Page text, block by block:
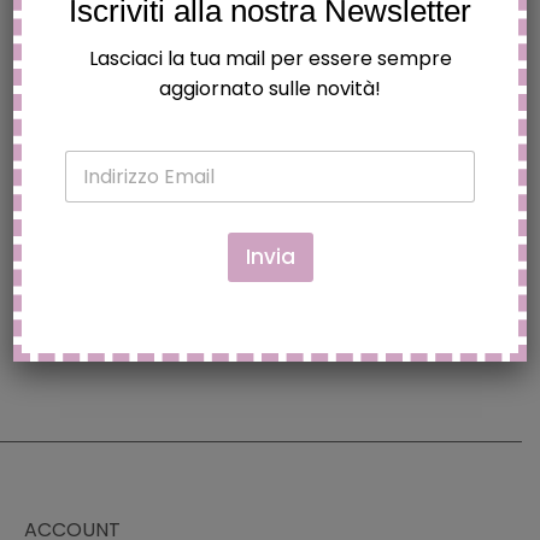
Prodotti correlati
DECORAZIONE TORTA NUZIALE
COPPIA SPOSI CON CORNICE,
RESINA, BIANCO E NERO, H 14 CM
ACCOUNT
Iscriviti alla nostra Newsletter
Lasciaci la tua mail per essere sempre
aggiornato sulle novità!
E
m
a
Invia